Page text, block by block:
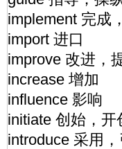
implement 完成
import 进口
improve 改进，
increase 增加
influence
initiate 创始，开
introduce 采用